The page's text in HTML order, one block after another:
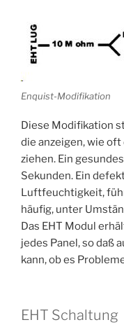
Enquist-Modifikation
Diese Modifikation
die anzeigen, wie
ziehen. Ein
Sekunden. Ein
Luftfeuchtigkeit,
häufig, unter
Das EHT Modul
jedes Panel, so daß
kann, ob es
EHT Schaltung